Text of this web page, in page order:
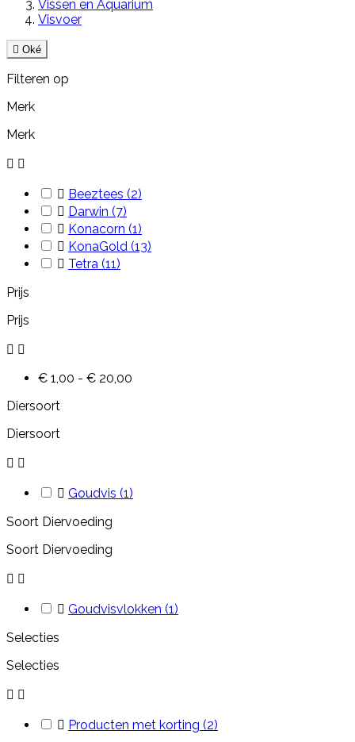
Vissen en Aquarium
Visvoer
 Oké
Filteren op
Merk
Merk
 
 Beeztees (2)
 Darwin (7)
 Konacorn (1)
 KonaGold (13)
 Tetra (11)
Prijs
Prijs
 
€ 1,00 - € 20,00
Diersoort
Diersoort
 
 Goudvis (1)
Soort Diervoeding
Soort Diervoeding
 
 Goudvisvlokken (1)
Selecties
Selecties
 
 Producten met korting (2)